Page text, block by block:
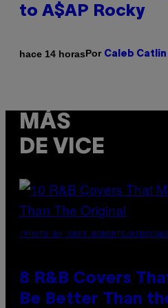
to A$AP Rocky
hace 14 horasPor Caleb Catlin
MÁS
DE VICE
(PHOTO BY EBET ROBERTS/
8 R&B Covers
Be Better Than